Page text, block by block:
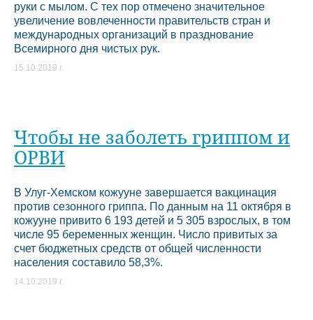
руки с мылом. С тех пор отмечено значительное
увеличение вовлеченности правительств стран и
международных организаций в празднование
Всемирного дня чистых рук.
15.10.2019 г.
Чтобы не заболеть гриппом и
ОРВИ
В Улуг-Хемском кожууне завершается вакцинация
против сезонного гриппа. По данным на 11 октября в
кожууне привито 6 193 детей и 5 305 взрослых, в том
числе 95 беременных женщин. Число привитых за
счет бюджетных средств от общей численности
населения составило 58,3%.
14.10.2019 г.